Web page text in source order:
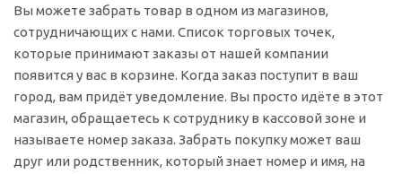
Вы можете забрать товар в одном из магазинов,
сотрудничающих с нами. Список торговых точек,
которые принимают заказы от нашей компании
появится у вас в корзине. Когда заказ поступит в ваш
город, вам придёт уведомление. Вы просто идёте в этот
магазин, обращаетесь к сотруднику в кассовой зоне и
называете номер заказа. Забрать покупку может ваш
друг или родственник, который знает номер и имя, на